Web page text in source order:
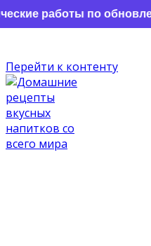
Перейти к контенту
работы по